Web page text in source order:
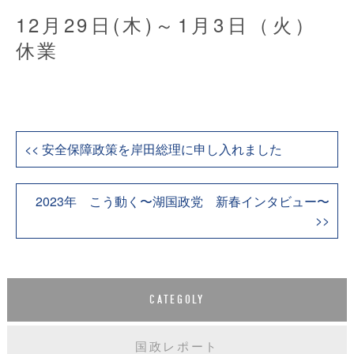
12月29日(木)～1月3日（火）
休業
<< 安全保障政策を岸田総理に申し入れました
2023年 こう動く〜湖国政党 新春インタビュー〜
>>
CATEGOLY
国政レポート